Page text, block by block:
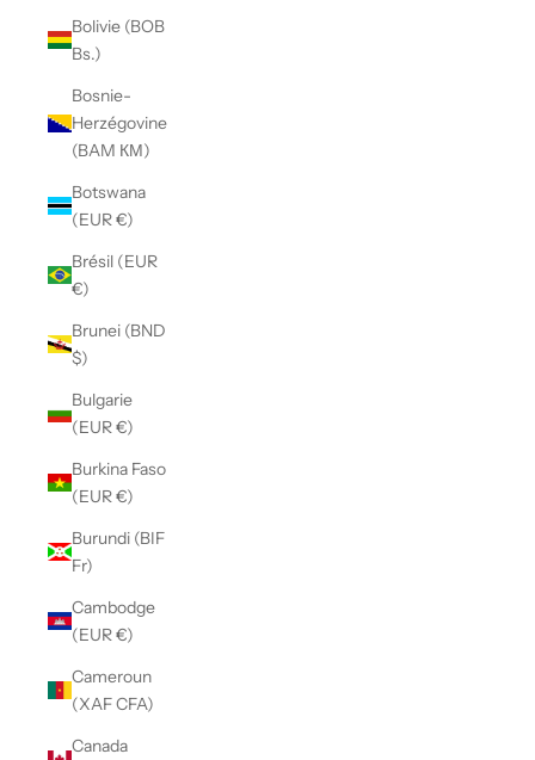
Bolivie (BOB
Bs.)
Bosnie-
Herzégovine
(BAM КМ)
Botswana
(EUR €)
Brésil (EUR
€)
Brunei (BND
$)
Bulgarie
(EUR €)
Burkina Faso
(EUR €)
Burundi (BIF
Fr)
Cambodge
(EUR €)
Cameroun
(XAF CFA)
Canada